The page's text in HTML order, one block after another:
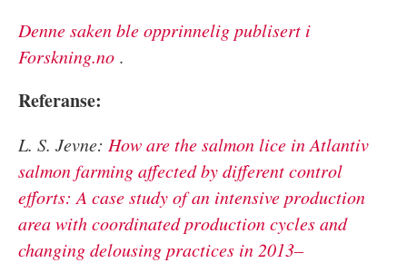
Denne saken ble opprinnelig publisert i
Forskning.no .
Referanse:
L. S. Jevne: How are the salmon lice in Atlantiv
salmon farming affected by different control
efforts: A case study of an intensive production
area with coordinated production cycles and
changing delousing practices in 2013–